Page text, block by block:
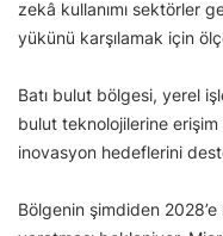
zekâ kullanımı sektörler
yükünü karşılamak için
Batı bulut bölgesi, yerel
bulut teknolojilerine erişim
inovasyon hedeflerini
Bölgenin şimdiden